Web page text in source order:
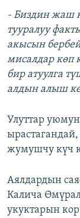
- Биздин жаш
тууралуу
акысын
мисалдар көп
бир атуулга
алдын алыш
Улуттар
жумушчу күч
Аялдардын
Калича
укуктарын